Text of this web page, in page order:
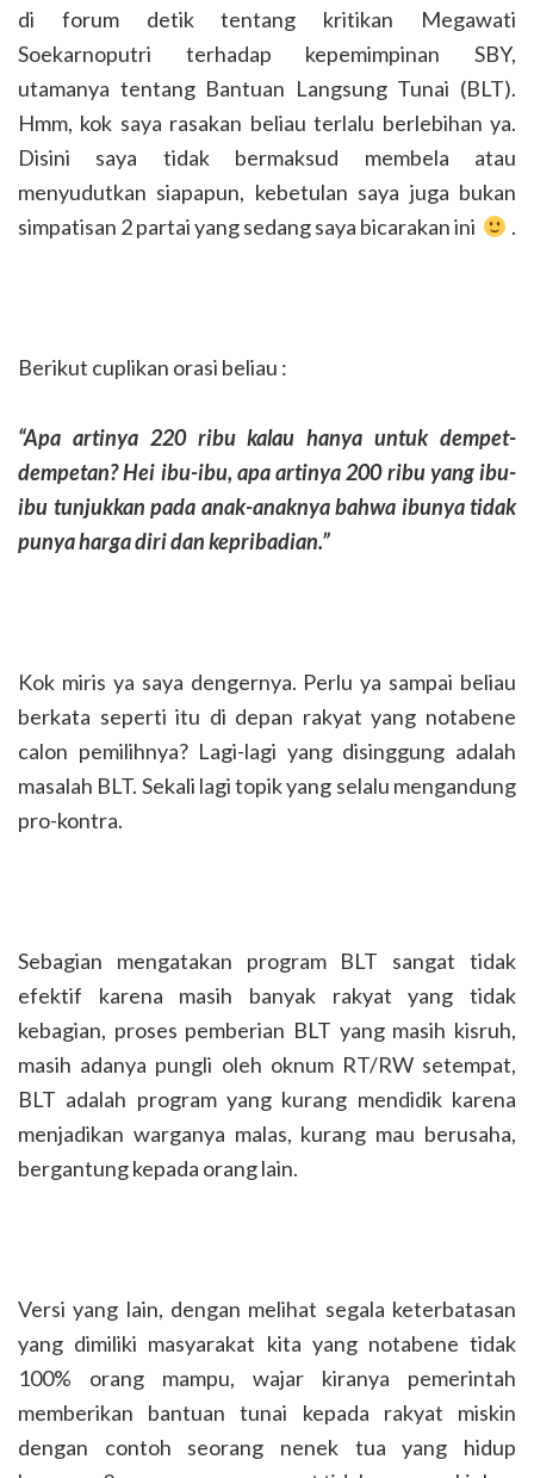
di forum detik tentang kritikan Megawati
Soekarnoputri terhadap kepemimpinan SBY,
utamanya tentang Bantuan Langsung Tunai (BLT).
Hmm, kok saya rasakan beliau terlalu berlebihan ya.
Disini saya tidak bermaksud membela atau
menyudutkan siapapun, kebetulan saya juga bukan
simpatisan 2 partai yang sedang saya bicarakan ini
.
Berikut cuplikan orasi beliau :
“Apa artinya 220 ribu kalau hanya untuk dempet-
dempetan? Hei ibu-ibu, apa artinya 200 ribu yang ibu-
ibu tunjukkan pada anak-anaknya bahwa ibunya tidak
punya harga diri dan kepribadian.”
Kok miris ya saya dengernya. Perlu ya sampai beliau
berkata seperti itu di depan rakyat yang notabene
calon pemilihnya? Lagi-lagi yang disinggung adalah
masalah BLT. Sekali lagi topik yang selalu mengandung
pro-kontra.
Sebagian mengatakan program BLT sangat tidak
efektif karena masih banyak rakyat yang tidak
kebagian, proses pemberian BLT yang masih kisruh,
masih adanya pungli oleh oknum RT/RW setempat,
BLT adalah program yang kurang mendidik karena
menjadikan warganya malas, kurang mau berusaha,
bergantung kepada orang lain.
Versi yang lain, dengan melihat segala keterbatasan
yang dimiliki masyarakat kita yang notabene tidak
100% orang mampu, wajar kiranya pemerintah
memberikan bantuan tunai kepada rakyat miskin
dengan contoh seorang nenek tua yang hidup